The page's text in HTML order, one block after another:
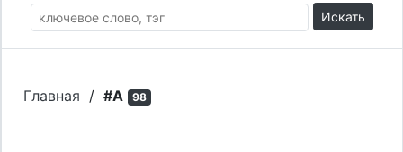
Искать
Главная / #А 98